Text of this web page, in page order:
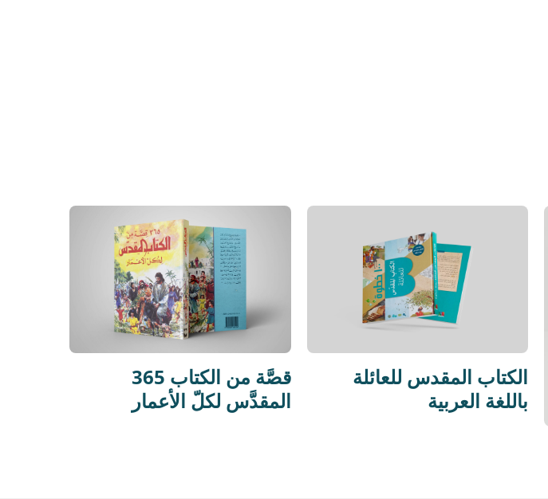
الكتاب المقدس للعائلة
باللغة العربية
365 قصَّة من الكتاب
المقدَّس لكلّ الأعمار